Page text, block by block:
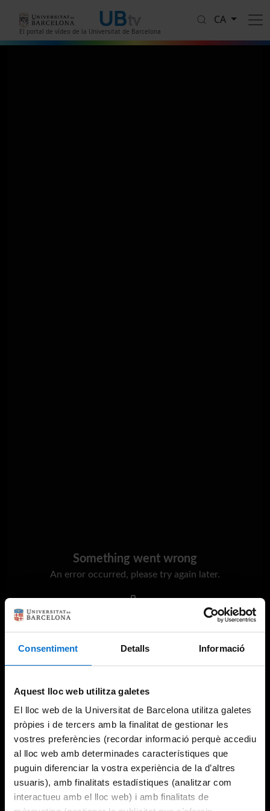
Consentiment Detalls Informació
Aquest lloc web utilitza galetes
El lloc web de la Universitat de Barcelona utilitza galetes
pròpies i de tercers amb la finalitat de gestionar les
vostres preferències (recordar informació perquè accediu
al lloc web amb determinades característiques que
puguin diferenciar la vostra experiència de la d’altres
usuaris), amb finalitats estadístiques (analitzar com
interactueu amb el lloc web) i amb finalitats de
El portal de vídeo de la Universitat de Barcelona
CA
Something went wrong
An error occurred, please try again later.